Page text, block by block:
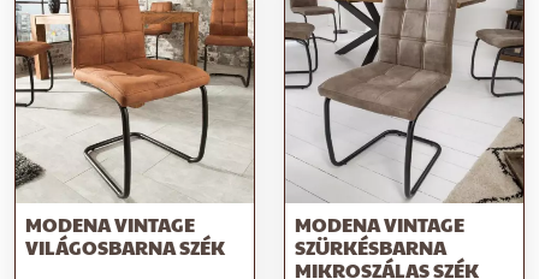
MODENA VINTAGE
VILÁGOSBARNA SZÉK
MODENA VINTAGE
SZÜRKÉSBARNA
MIKROSZÁLAS SZÉK